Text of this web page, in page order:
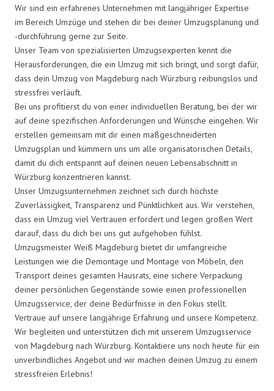
Wir sind ein erfahrenes Unternehmen mit langjähriger Expertise
im Bereich Umzüge und stehen dir bei deiner Umzugsplanung und
-durchführung gerne zur Seite.
Unser Team von spezialisierten Umzugsexperten kennt die
Herausforderungen, die ein Umzug mit sich bringt, und sorgt dafür,
dass dein Umzug von Magdeburg nach Würzburg reibungslos und
stressfrei verläuft.
Bei uns profitierst du von einer individuellen Beratung, bei der wir
auf deine spezifischen Anforderungen und Wünsche eingehen. Wir
erstellen gemeinsam mit dir einen maßgeschneiderten
Umzugsplan und kümmern uns um alle organisatorischen Details,
damit du dich entspannt auf deinen neuen Lebensabschnitt in
Würzburg konzentrieren kannst.
Unser Umzugsunternehmen zeichnet sich durch höchste
Zuverlässigkeit, Transparenz und Pünktlichkeit aus. Wir verstehen,
dass ein Umzug viel Vertrauen erfordert und legen großen Wert
darauf, dass du dich bei uns gut aufgehoben fühlst.
Umzugsmeister Weiß Magdeburg bietet dir umfangreiche
Leistungen wie die Demontage und Montage von Möbeln, den
Transport deines gesamten Hausrats, eine sichere Verpackung
deiner persönlichen Gegenstände sowie einen professionellen
Umzugsservice, der deine Bedürfnisse in den Fokus stellt.
Vertraue auf unsere langjährige Erfahrung und unsere Kompetenz.
Wir begleiten und unterstützen dich mit unserem Umzugsservice
von Magdeburg nach Würzburg. Kontaktiere uns noch heute für ein
unverbindliches Angebot und wir machen deinen Umzug zu einem
stressfreien Erlebnis!